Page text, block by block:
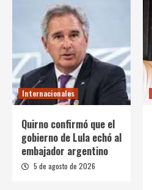
Internacionales
Quirno confirmó que el
gobierno de Lula echó al
embajador argentino
5 de agosto de 2026